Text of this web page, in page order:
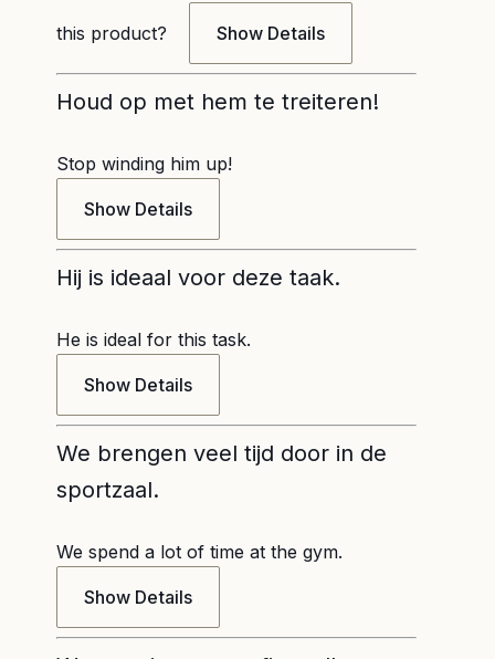
this product? Show Details
Houd op met hem te treiteren!
Stop winding him up!
Show Details
Hij is ideaal voor deze taak.
He is ideal for this task.
Show Details
We brengen veel tijd door in de
sportzaal.
We spend a lot of time at the gym.
Show Details